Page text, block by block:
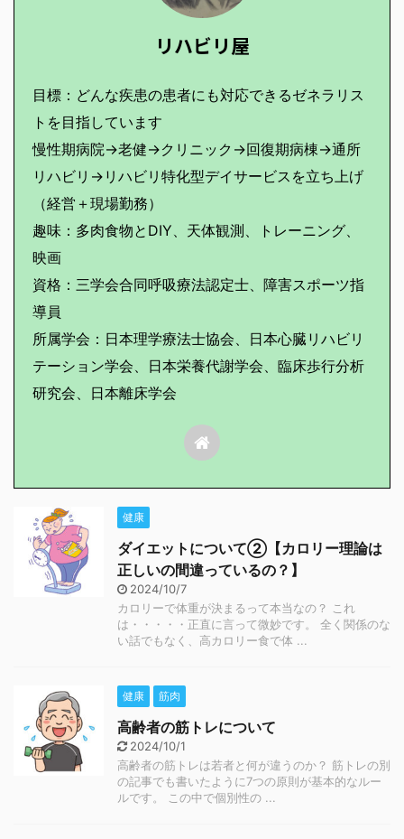
リハビリ屋
目標：どんな疾患の患者にも対応できるゼネラリス
トを目指しています
慢性期病院→老健→クリニック→回復期病棟→通所
リハビリ→リハビリ特化型デイサービスを立ち上げ
（経営＋現場勤務）
趣味：多肉食物とDIY、天体観測、トレーニング、
映画
資格：三学会合同呼吸療法認定士、障害スポーツ指
導員
所属学会：日本理学療法士協会、日本心臓リハビリ
テーション学会、日本栄養代謝学会、臨床歩行分析
研究会、日本離床学会
健康
ダイエットについて②【カロリー理論は
正しいの間違っているの？】
2024/10/7
カロリーで体重が決まるって本当なの？ これ
は・・・・・正直に言って微妙です。 全く関係のな
い話でもなく、高カロリー食で体 ...
健康 筋肉
高齢者の筋トレについて
2024/10/1
高齢者の筋トレは若者と何が違うのか？ 筋トレの別
の記事でも書いたように7つの原則が基本的なルー
ルです。 この中で個別性の ...